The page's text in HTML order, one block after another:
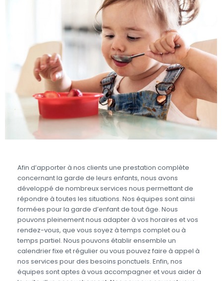
Afin d’apporter à nos clients une prestation complète
concernant la garde de leurs enfants, nous avons
développé de nombreux services nous permettant de
répondre à toutes les situations. Nos équipes sont ainsi
formées pour la garde d’enfant de tout âge. Nous
pouvons pleinement nous adapter à vos horaires et vos
rendez-vous, que vous soyez à temps complet ou à
temps partiel. Nous pouvons établir ensemble un
calendrier fixe et régulier ou vous pouvez faire à appel à
nos services pour des besoins ponctuels. Enfin, nos
équipes sont aptes à vous accompagner et vous aider à